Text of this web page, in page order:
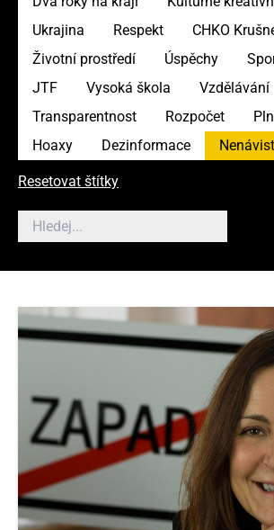
Ukrajina
Respekt
CHKO
Životní prostředí
Úspěchy
JTF
Vysoká škola
Vzdělávání
Transparentnost
Rozpočet
Hoaxy
Dezinformace Nenávist
Resetovat štítky